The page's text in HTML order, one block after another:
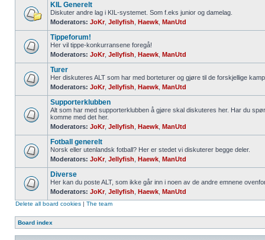
KIL Generelt
Diskuter andre lag i KIL-systemet. Som f.eks junior og damelag.
Moderators: JoKr, Jellyfish Haewk ManUtd
Tippeforum!
Her vil tippe-konkurransene foregå!
Moderators: JoKr, Jellyfish Haewk ManUtd
Turer
Her diskuteres ALT som har med borteturer og gjøre til de forskjellige
Moderators: JoKr, Jellyfish Haewk ManUtd
Supporterklubben
Alt som har med supporterklubben å gjøre skal diskuteres her. Har du
komme med det her.
Moderators: JoKr, Jellyfish Haewk ManUtd
Fotball generelt
Norsk eller utenlandsk fotball? Her er stedet vi diskuterer begge deler.
Moderators: JoKr, Jellyfish Haewk ManUtd
Diverse
Her kan du poste ALT, som ikke går inn i noen av de andre emnene
Moderators: JoKr, Jellyfish Haewk ManUtd
Delete all board cookies | The team
Board index